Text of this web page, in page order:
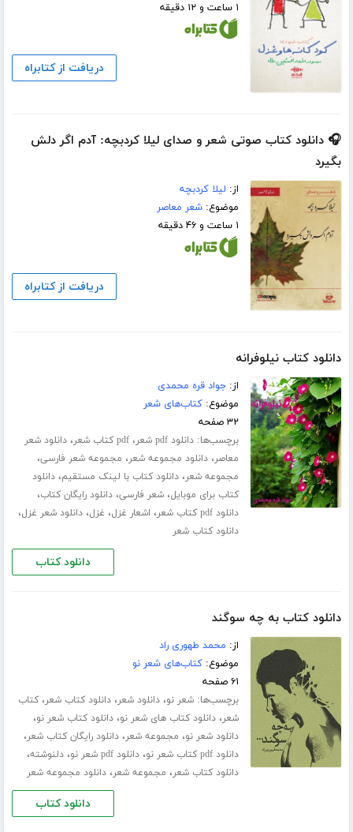
۱ ساعت و ۱۲ دقیقه
دریافت از کتابراه
🎧 دانلود کتاب صوتی شعر و صدای لیلا کردبچه: آدم اگر دلش
بگیرد
از: لیلا کردبچه
موضوع:شعر معاصر
۱ ساعت و ۴۶ دقیقه
دریافت از کتابراه
دانلود کتاب نیلوفرانه
از:جواد قره محمدی
موضوع:کتاب‌های شعر
۳۲ صفحه
برچسب‌ها:دانلود pdf شعر ،pdf کتاب شعر ،دانلود شعر
معاصر،دانلود مجموعه شعر، مجموعه شعر فارسی،
مجموعه شعر،دانلود کتاب با لینک مستقیم،دانلود
کتاب برای موبایل،شعر فارسی،دانلود رایگان کتاب،
دانلود pdf کتاب شعر ، اشعار غزل، غزل،دانلود شعر غزل،
دانلود کتاب شعر
دانلود کتاب
دانلود کتاب به چه سوگند
از: محمد طهوری راد
موضوع:کتاب‌های شعر نو
۶۱ صفحه
برچسب‌ها:شعر نو،دانلود شعر،دانلود کتاب شعر،کتاب
شعر،دانلود کتاب های شعر نو،دانلود کتاب شعر نو،
دانلود شعر نو، مجموعه شعر،دانلود رایگان کتاب شعر،
دانلود pdf کتاب شعر نو ،دانلود pdf شعر نو ،دلنوشته،
دانلود کتاب شعر، مجموعه شعر،دانلود مجموعه شعر
دانلود کتاب